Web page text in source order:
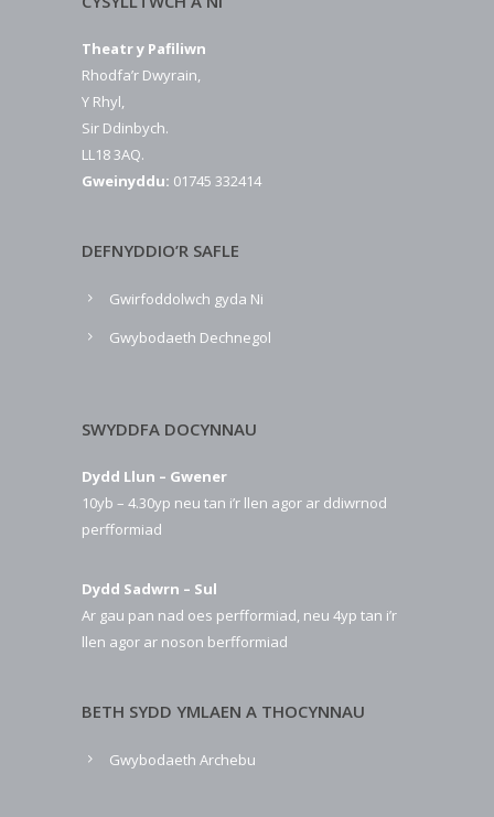
Theatr y Pafiliwn
Rhodfa’r Dwyrain,
Y Rhyl,
Sir Ddinbych.
LL18 3AQ.
Gweinyddu: 01745 332414
DEFNYDDIO’R SAFLE
Gwirfoddolwch gyda Ni
Gwybodaeth Dechnegol
SWYDDFA DOCYNNAU
Dydd Llun – Gwener
10yb – 4.30yp neu tan i’r llen agor ar ddiwrnod
perfformiad
Dydd Sadwrn – Sul
Ar gau pan nad oes perfformiad, neu 4yp tan i’r
llen agor ar noson berfformiad
BETH SYDD YMLAEN A THOCYNNAU
Gwybodaeth Archebu